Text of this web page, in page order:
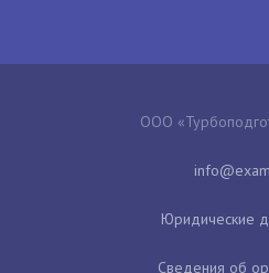
ООО
Юридические
Сведения об